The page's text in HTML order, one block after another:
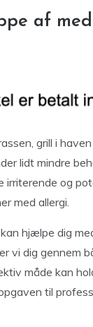
af
grill i
lidt mindre
og
med allergi.
hjælpe dig
vi dig gennem
måde kan
til